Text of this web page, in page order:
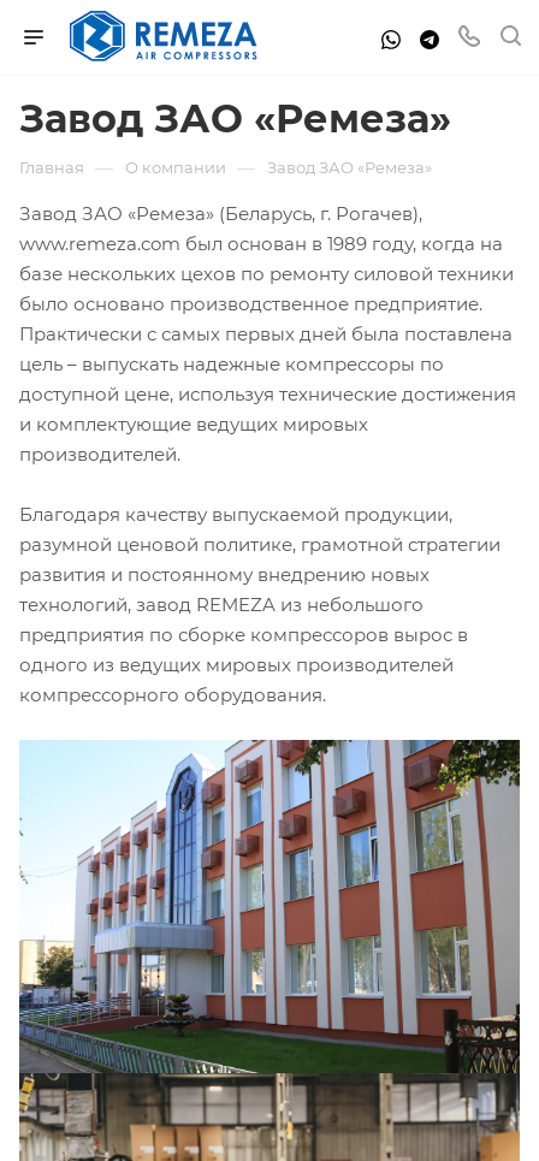
Завод ЗАО «Ремеза»
Главная — О компании — Завод ЗАО «Ремеза»
Завод ЗАО «Ремеза» (Беларусь, г. Рогачев),
www.remeza.com был основан в 1989 году, когда на
базе нескольких цехов по ремонту силовой техники
было основано производственное предприятие.
Практически с самых первых дней была поставлена
цель – выпускать надежные компрессоры по
доступной цене, используя технические достижения
и комплектующие ведущих мировых
производителей.
Благодаря качеству выпускаемой продукции,
разумной ценовой политике, грамотной стратегии
развития и постоянному внедрению новых
технологий, завод REMEZA из небольшого
предприятия по сборке компрессоров вырос в
одного из ведущих мировых производителей
компрессорного оборудования.